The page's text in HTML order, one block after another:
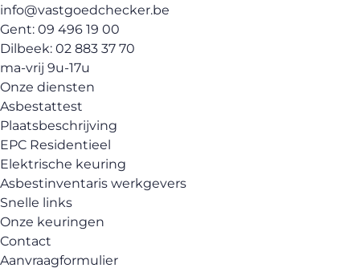
info@vastgoedchecker.be
Gent: 09 496 19 00
Dilbeek: 02 883 37 70
ma-vrij 9u-17u
Onze diensten
Asbestattest
Plaatsbeschrijving
EPC Residentieel
Elektrische keuring
Asbestinventaris werkgevers
Snelle links
Onze keuringen
Contact
Aanvraagformulier